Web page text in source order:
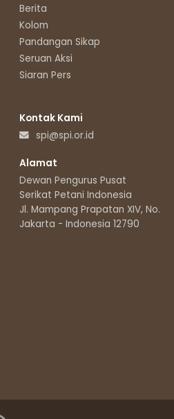
Berita
Kolom
Pandangan Sikap
Seruan Aksi
Siaran Pers
Kontak Kami
spi@spi.or.id
Alamat
Dewan Pengurus Pusat
Serikat Petani Indonesia
Jl. Mampang Prapatan XIV, No.11
Jakarta - Indonesia 12790